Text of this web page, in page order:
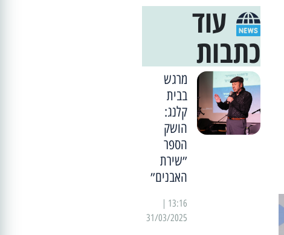
עוד
כתבות
מרגש
בבית
קלנג:
הושק
הספר
״שירת
האבנים״
31/03/2025